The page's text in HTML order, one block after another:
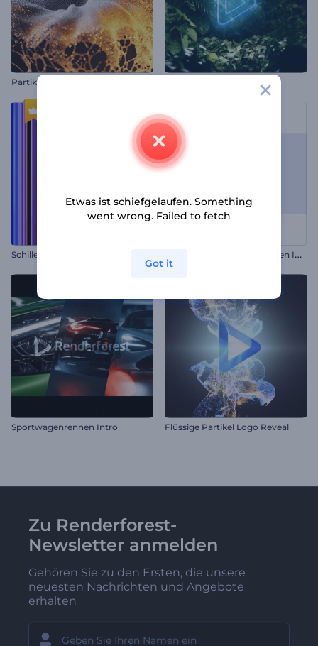
Partikelspritzer Intro Dramatische Natur Logo
Schillerndes Glas-Logo W
irbelnde farbenfrohe Linien Intro
Sportwagenrennen Intro Flüssige Partikel Logo Reveal
Zu Renderforest-
Newsletter anmelden
Gehören Sie zu den Ersten, die unsere
neuesten Nachrichten und Angebote
erhalten
Etwas ist schiefgelaufen. Something
went wrong. Failed to fetch
Got it